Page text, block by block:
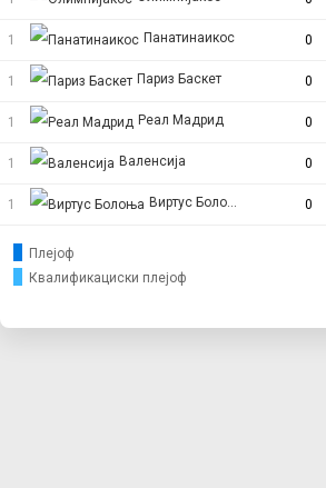
1 Панатинаикос 0
1 Париз Баскет 0
1 Реал Мадрид 0
1 Валенсија 0
1 Виртус Болоња 0
Плејоф
Квалификациски плејоф